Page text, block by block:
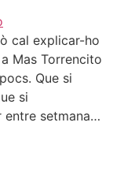
cal explicar-ho
Mas Torrencito
Que si
si
entre setmana…